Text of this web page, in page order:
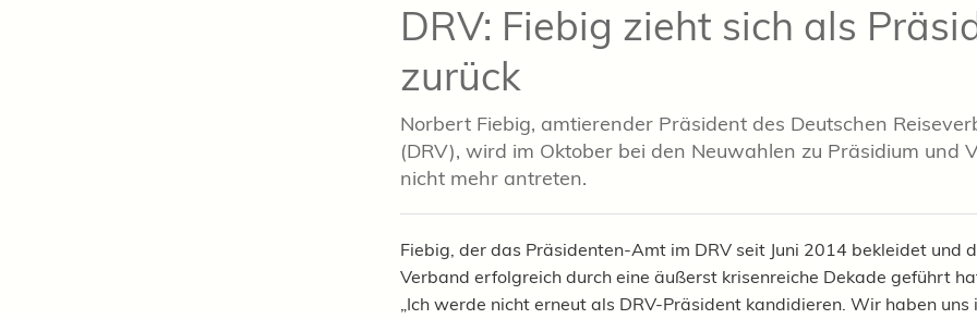
DRV: Fiebig zieht sich als
zurück
Norbert Fiebig, amtierender Präsident des Deutschen
(DRV), wird im Oktober bei den Neuwahlen zu Präsidium und
nicht mehr antreten.
Fiebig, der das Präsidenten-Amt im DRV seit Juni 2014 bekleidet und
Verband erfolgreich durch eine äußerst krisenreiche Dekade geführt
„Ich werde nicht erneut als DRV-Präsident kandidieren. Wir haben uns